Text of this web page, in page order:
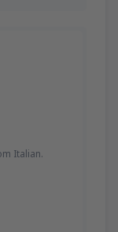
Italian.